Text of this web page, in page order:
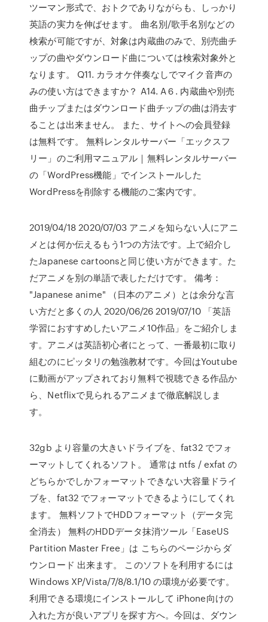
ツーマン形式で、おトクでありながらも、しっかり
英語の実力を伸ばせます。 曲名別/歌手名別などの
検索が可能ですが、対象は内蔵曲のみで、別売曲チ
ップの曲やダウンロード曲については検索対象外と
なります。 Q11. カラオケ伴奏なしでマイク音声の
みの使い方はできますか？ A14. A６. 内蔵曲や別売
曲チップまたはダウンロード曲チップの曲は消去す
ることは出来ません。 また、サイトへの会員登録
は無料です。 無料レンタルサーバー「エックスフ
リー」のご利用マニュアル｜無料レンタルサーバー
の「WordPress機能」でインストールした
WordPressを削除する機能のご案内です。
2019/04/18 2020/07/03 アニメを知らない人にアニ
メとは何か伝えるもう1つの方法です。上で紹介し
たJapanese cartoonsと同じ使い方ができます。た
だアニメを別の単語で表しただけです。 備考：
"Japanese anime" （日本のアニメ）とは余分な言
い方だと多くの人 2020/06/26 2019/07/10 「英語
学習におすすめしたいアニメ10作品」をご紹介しま
す。アニメは英語初心者にとって、一番最初に取り
組むのにピッタリの勉強教材です。今回はYoutube
に動画がアップされており無料で視聴できる作品か
ら、Netflixで見られるアニメまで徹底解説しま
す。
32gb より容量の大きいドライブを、fat32 でフォ
ーマットしてくれるソフト。 通常は ntfs / exfat の
どちらかでしかフォーマットできない大容量ドライ
ブを、fat32 でフォーマットできるようにしてくれ
ます。 無料ソフトでHDDフォーマット（データ完
全消去） 無料のHDDデータ抹消ツール「EaseUS
Partition Master Free」は こちらのページからダ
ウンロード 出来ます。 このソフトを利用するには
Windows XP/Vista/7/8/8.1/10 の環境が必要です。
利用できる環境にインストールして iPhone向けの
入れた方が良いアプリを探す方へ。今回は、ダウン